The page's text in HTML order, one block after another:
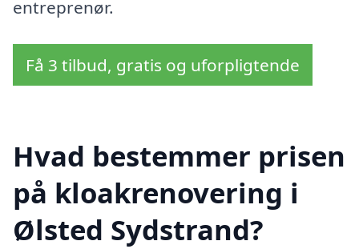
entreprenør.
Få 3 tilbud, gratis og uforpligtende
Hvad bestemmer prisen
på kloakrenovering i
Ølsted Sydstrand?